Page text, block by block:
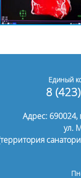
Единый
8
Адрес: 690024,
ул.